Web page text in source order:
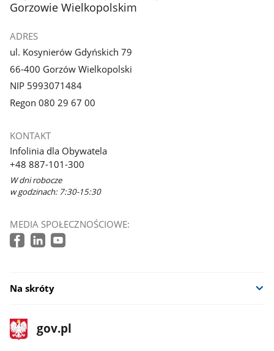
Gorzowie Wielkopolskim
ADRES
ul. Kosynierów Gdyńskich 79
66-400 Gorzów Wielkopolski
NIP 5993071484
Regon 080 29 67 00
KONTAKT
Infolinia dla Obywatela
+48 887-101-300
W dni robocze
w godzinach: 7:30-15:30
MEDIA SPOŁECZNOŚCIOWE:
Na skróty
stopka
gov.pl
Strona
gov.pl